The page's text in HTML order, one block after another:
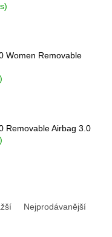
Women Removable
Removable Airbag 3.0
Nejprodávanější